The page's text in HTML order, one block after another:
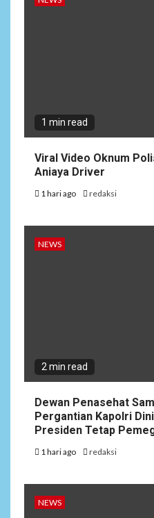
1 min read
Viral Video Oknum
Aniaya Driver
1 hari ago redaksi
NEWS
2 min read
Dewan Penasehat
Pergantian Kapolri
Presiden Tetap
1 hari ago redaksi
NEWS